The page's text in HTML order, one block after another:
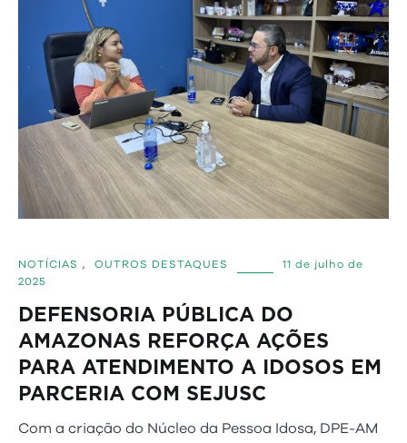
NOTÍCIAS , OUTROS DESTAQUES
11 de julho de
2025
DEFENSORIA PÚBLICA DO
AMAZONAS REFORÇA AÇÕES
PARA ATENDIMENTO A IDOSOS EM
PARCERIA COM SEJUSC
Com a criação do Núcleo da Pessoa Idosa, DPE-AM